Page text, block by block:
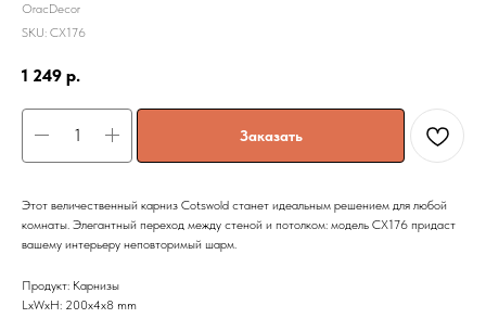
OracDecor
SKU: CX176
1 249 р.
Заказать
Этот величественный карниз Cotswold станет идеальным решением для любой
комнаты. Элегантный переход между стеной и потолком: модель CX176 придаст
вашему интерьеру неповторимый шарм.
Продукт: Карнизы
LxWxH: 200x4x8 mm